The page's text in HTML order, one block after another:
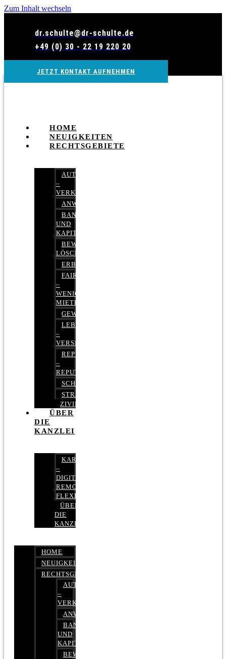
Zum Inhalt wechseln
dr.schulte@dr-schulte.de
+49 (0) 30 - 22 19 220 20
JETZT KONTAKT AUFNEHMEN
HOME
NEUIGKEITEN
RECHTSGEBIETE
AUTOBETRUG
–
VERKEHRSRECHT
ANWALTSHAFTUNGSRECHT
BANK-
UND
KAPITALMARKTRECHT
BEWERTUNGEN
LÖSCHEN
ERBRECHT
FAIRMIETEN
–
WENIGER
MIETE
GEWERBERECHT
LEBENSVERSICHERUNG
–
VERSICHERUNGSRECHT
REPUTATIONSRECHT
–
REPUTATIONSMANAGEMENT
SCHUFARECHT
STRAFRECHT
ZIVILRECHT
ÜBER
DIE
KANZLEI
KARRIERE
–
DIGITAL,
REMOTE,
FLEXIBEL
ÜBER
DIE
KANZLEI
HOME
NEUIGKEITEN
RECHTSGEBIETE
AUTOBETRUG
–
VERKEHRSRECHT
ANWALTSHAFTUNGSRECHT
BANK-
UND
KAPITALMARKTRECHT
BEWERTUNGEN